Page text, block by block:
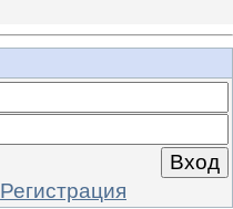
Регистрация